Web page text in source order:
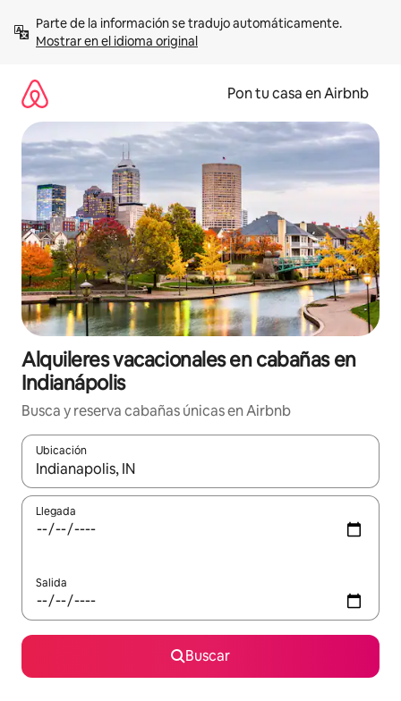
contenidoMostrar en el idioma original
Pon tu casa en Airbnb
Alquileres vacacionales en cabañas en
Indianápolis
Busca y reserva cabañas únicas en Airbnb
Ubicación
Cuando los resultados estén disponibles, navega con las
Llegada
Salida
Buscar